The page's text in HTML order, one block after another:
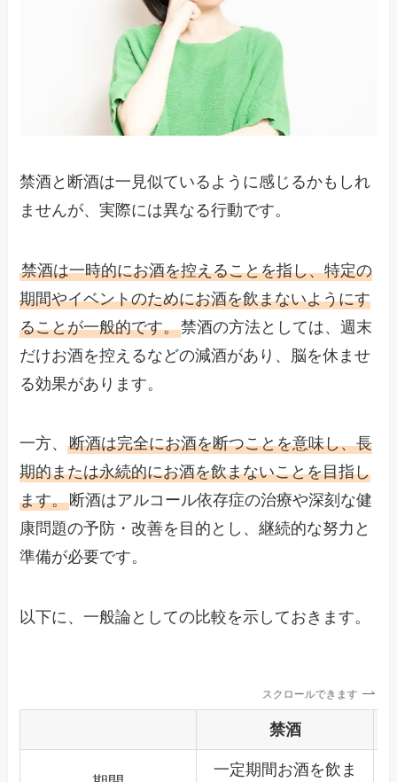
禁酒と断酒は一見似ているように感じるかもしれ
ませんが、実際には異なる行動です。
禁酒は一時的にお酒を控えることを指し、特定の
期間やイベントのためにお酒を飲まないようにす
ることが一般的です。禁酒の方法としては、週末
だけお酒を控えるなどの減酒があり、脳を休ませ
る効果があります。
一方、断酒は完全にお酒を断つことを意味し、長
期的または永続的にお酒を飲まないことを目指し
ます。断酒はアルコール依存症の治療や深刻な健
康問題の予防・改善を目的とし、継続的な努力と
準備が必要です。
以下に、一般論としての比較を示しておきます。
スクロールできます
禁酒
一定期間お酒を飲ま